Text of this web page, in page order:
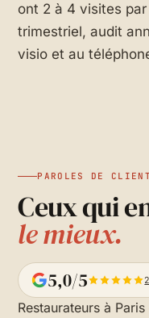
ont 2 à 4 visites
trimestriel, audit
visio et au
PAROLES DE
Ceux qui
le mieux.
5,0/5
Restaurateurs à